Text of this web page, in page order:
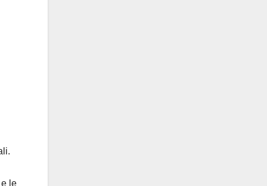
le